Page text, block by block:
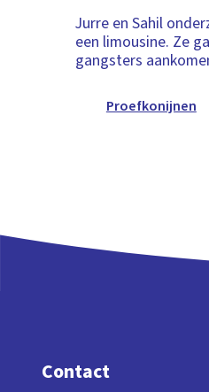
Jurre en Sahil
een limousine. Ze
gangsters
Proefkonijnen
Contact